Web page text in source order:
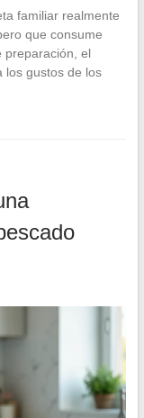
familiar realmente
que consume
preparación, el
los gustos de los